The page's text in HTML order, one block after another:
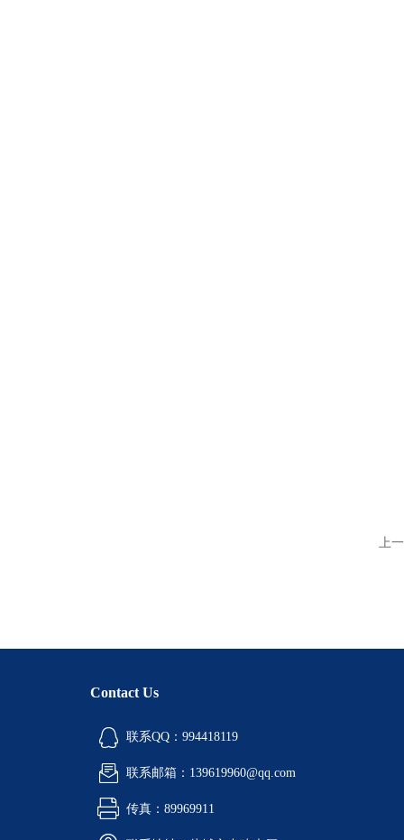
上
Contact Us
联系QQ：994418119
联系邮箱：139619960@qq.com
传真：89969911